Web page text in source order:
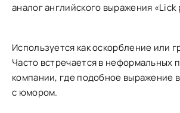
аналог английского выражения «Lick
Используется как оскорбление или
Часто встречается в неформальных
компании, где подобное выражение
с юмором.